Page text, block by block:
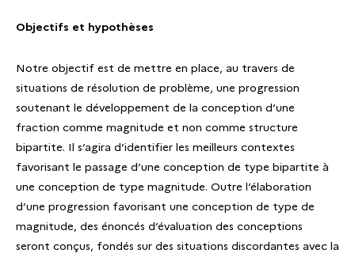
Objectifs et hypothèses
Notre objectif est de mettre en place, au travers de
situations de résolution de problème, une progression
soutenant le développement de la conception d’une
fraction comme magnitude et non comme structure
bipartite. Il s’agira d’identifier les meilleurs contextes
favorisant le passage d’une conception de type bipartite à
une conception de type magnitude. Outre l’élaboration
d’une progression favorisant une conception de type de
magnitude, des énoncés d’évaluation des conceptions
seront conçus, fondés sur des situations discordantes avec la